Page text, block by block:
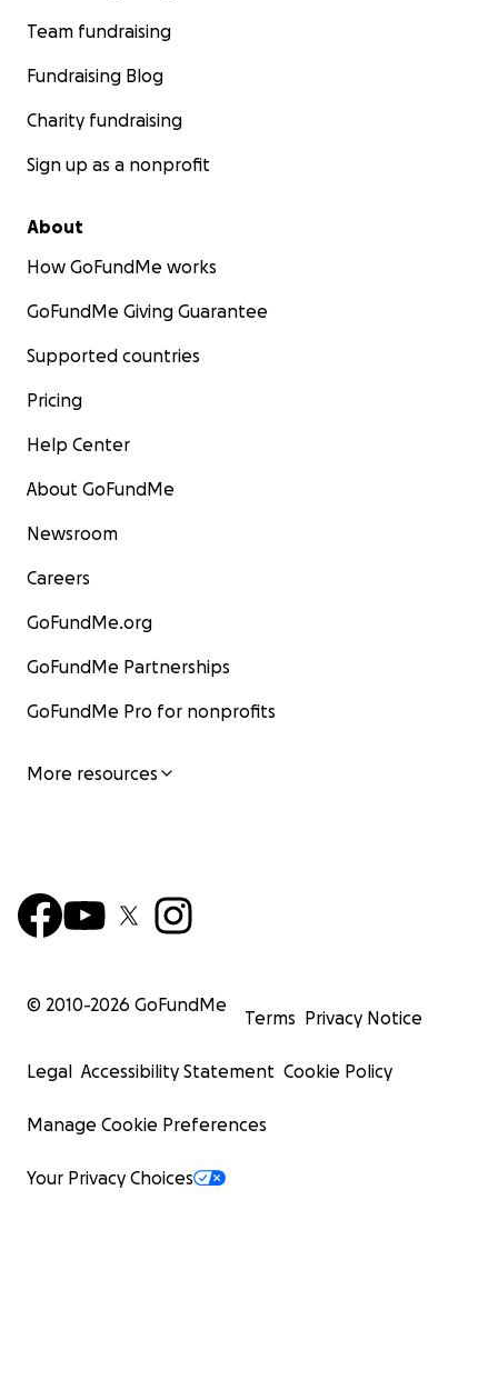
Team fundraising
Fundraising Blog
Charity fundraising
Sign up as a nonprofit
About
How GoFundMe works
GoFundMe Giving Guarantee
Supported countries
Pricing
Help Center
About GoFundMe
Newsroom
Careers
GoFundMe.org
GoFundMe Partnerships
GoFundMe Pro for nonprofits
More resources
© 2010-2026 GoFundMe
Terms Privacy Notice
Legal Accessibility Statement Cookie Policy
Manage Cookie Preferences
Your Privacy Choices